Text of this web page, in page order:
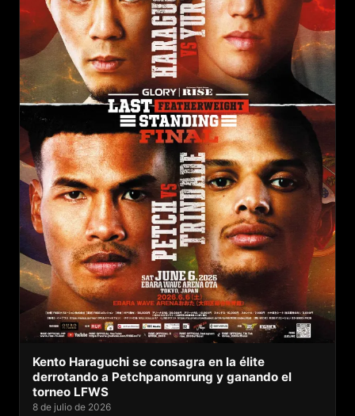
Kento Haraguchi se consagra en la élite
derrotando a Petchpanomrung y ganando el
torneo LFWS
8 de julio de 2026